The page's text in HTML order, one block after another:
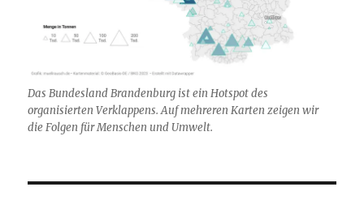
Das Bundesland Brandenburg ist ein Hotspot des
organisierten Verklappens. Auf mehreren Karten zeigen wir
die Folgen für Menschen und Umwelt.